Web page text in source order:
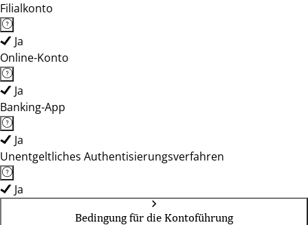
Filialkonto
Ja
Online-Konto
Ja
Banking-App
Ja
Unentgeltliches Authentisierungsverfahren
Ja
Bedingung für die Kontoführung